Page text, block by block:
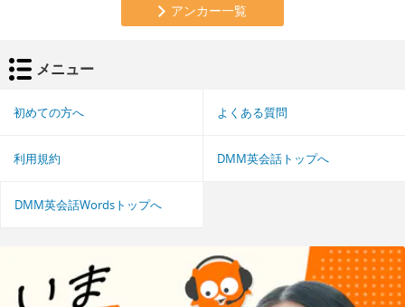
アンカー一覧
メニュー
初めての方へ よくある質問
利用規約 DMM英会話トップへ
DMM英会話Wordsトップへ